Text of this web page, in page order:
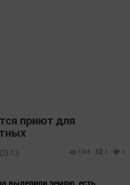
приют для
1095 0 0